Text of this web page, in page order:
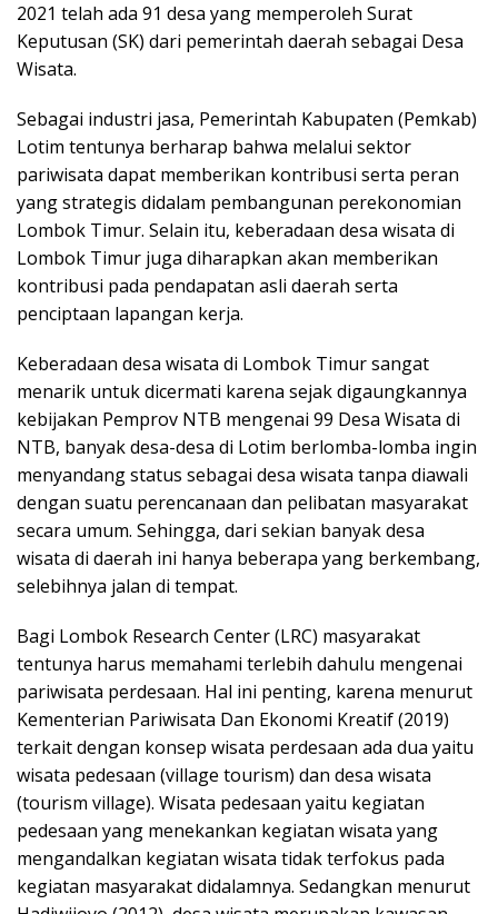
2021 telah ada 91 desa yang memperoleh Surat
Keputusan (SK) dari pemerintah daerah sebagai Desa
Wisata.
Sebagai industri jasa, Pemerintah Kabupaten (Pemkab)
Lotim tentunya berharap bahwa melalui sektor
pariwisata dapat memberikan kontribusi serta peran
yang strategis didalam pembangunan perekonomian
Lombok Timur. Selain itu, keberadaan desa wisata di
Lombok Timur juga diharapkan akan memberikan
kontribusi pada pendapatan asli daerah serta
penciptaan lapangan kerja.
Keberadaan desa wisata di Lombok Timur sangat
menarik untuk dicermati karena sejak digaungkannya
kebijakan Pemprov NTB mengenai 99 Desa Wisata di
NTB, banyak desa-desa di Lotim berlomba-lomba ingin
menyandang status sebagai desa wisata tanpa diawali
dengan suatu perencanaan dan pelibatan masyarakat
secara umum. Sehingga, dari sekian banyak desa
wisata di daerah ini hanya beberapa yang berkembang,
selebihnya jalan di tempat.
Bagi Lombok Research Center (LRC) masyarakat
tentunya harus memahami terlebih dahulu mengenai
pariwisata perdesaan. Hal ini penting, karena menurut
Kementerian Pariwisata Dan Ekonomi Kreatif (2019)
terkait dengan konsep wisata perdesaan ada dua yaitu
wisata pedesaan (village tourism) dan desa wisata
(tourism village). Wisata pedesaan yaitu kegiatan
pedesaan yang menekankan kegiatan wisata yang
mengandalkan kegiatan wisata tidak terfokus pada
kegiatan masyarakat didalamnya. Sedangkan menurut